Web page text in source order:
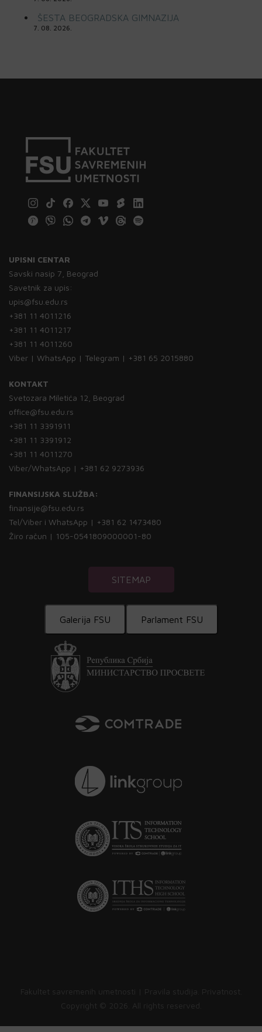
ŠESTA BEOGRADSKA GIMNAZIJA
7. 08. 2026.
UPISNI CENTAR
Savski nasip 7, Beograd
Savetnik za upis:
upis@fsu.edu.rs
+381 11 4011216
+381 11 4011217
+381 11 4011260
Viber | WhatsApp | Telegram | +381 65 2015880
KONTAKT
Svetozara Miletića 12, Beograd
office@fsu.edu.rs
+381 11 3391911
+381 11 3391912
+381 11 4011270
Viber/WhatsApp | +381 62 9273936
FINANSIJSKA SLUŽBA:
finansije@fsu.edu.rs
Tel/Viber i WhatsApp | +381 62 1473480
Žiro račun | 105-0541809000001-80
SITEMAP
Galerija FSU Parlament FSU
Fakultet savremenih umetnosti | Pravila studija Privatnost
Copyright ©
2026. All rights reserved.